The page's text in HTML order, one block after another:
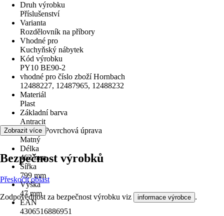
Druh výrobku
Příslušenství
Varianta
Rozdělovník na příbory
Vhodné pro
Kuchyňský nábytek
Kód výrobku
PY10 BE90-2
vhodné pro číslo zboží Hornbach
12488227, 12487965, 12488232
Materiál
Plast
Základní barva
Antracit
Povrch/Povrchová úprava
Matný
Délka
462 mm
Šířka
799 mm
Výška
47 mm
EAN
4306516886951
Zobrazit více
Bezpečnost výrobků
Přeskočit oblast
Zodpovědnost za bezpečnost výrobku viz informace výrobce .